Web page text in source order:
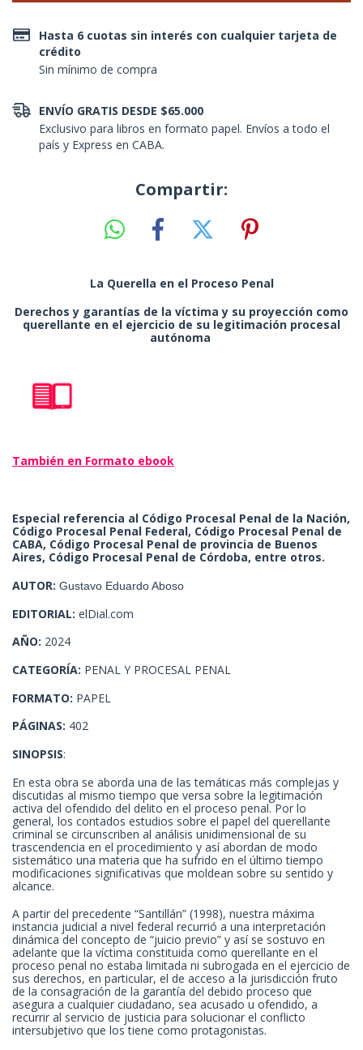
Hasta 6 cuotas sin interés con cualquier tarjeta de
crédito
Sin mínimo de compra
ENVÍO GRATIS DESDE $65.000
Exclusivo para libros en formato papel. Envíos a todo el
país y Express en CABA.
Compartir:
La Querella en el Proceso Penal
Derechos y garantías de la víctima y su proyección como
querellante en el ejercicio de su legitimación procesal
autónoma
También en Formato ebook
Especial referencia al Código Procesal Penal de la Nación,
Código Procesal Penal Federal, Código Procesal Penal de
CABA, Código Procesal Penal de provincia de Buenos
Aires, Código Procesal Penal de Córdoba, entre otros.
AUTOR: Gustavo Eduardo Aboso
EDITORIAL: elDial.com
AÑO: 2024
CATEGORÍA: PENAL Y PROCESAL PENAL
FORMATO: PAPEL
PÁGINAS: 402
SINOPSIS:
En esta obra se aborda una de las temáticas más complejas y
discutidas al mismo tiempo que versa sobre la legitimación
activa del ofendido del delito en el proceso penal. Por lo
general, los contados estudios sobre el papel del querellante
criminal se circunscriben al análisis unidimensional de su
trascendencia en el procedimiento y así abordan de modo
sistemático una materia que ha sufrido en el último tiempo
modificaciones significativas que moldean sobre su sentido y
alcance.
A partir del precedente “Santillán” (1998), nuestra máxima
instancia judicial a nivel federal recurrió a una interpretación
dinámica del concepto de “juicio previo” y así se sostuvo en
adelante que la víctima constituida como querellante en el
proceso penal no estaba limitada ni subrogada en el ejercicio de
sus derechos, en particular, el de acceso a la jurisdicción fruto
de la consagración de la garantía del debido proceso que
asegura a cualquier ciudadano, sea acusado u ofendido, a
recurrir al servicio de justicia para solucionar el conflicto
intersubjetivo que los tiene como protagonistas.